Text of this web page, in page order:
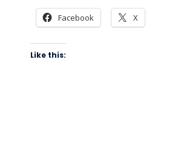
Facebook X
Like this: